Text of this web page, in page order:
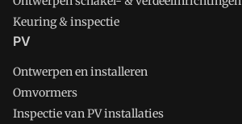
Keuring & inspectie
PV
Ontwerpen en installeren
Omvormers
Inspectie van PV installaties